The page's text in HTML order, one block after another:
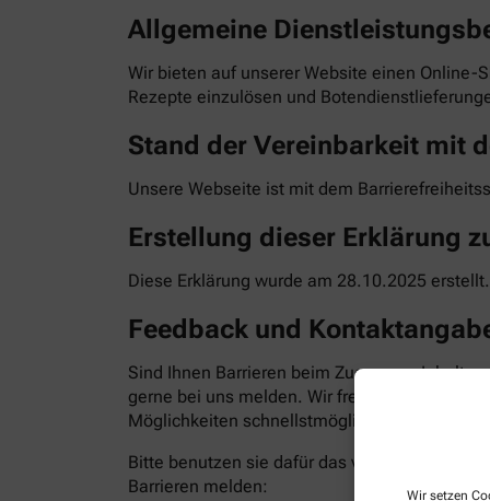
Wir setzen
Allgemeine
Wir bieten auf unserer Website einen Online-
Rezepte einzulösen und
Stand der Vereinbarkeit mit
Unsere Webseite ist mit dem
Erstellung dieser Erklärung
Diese Erklärung wurde am 28.10.2025
Feedback und
Sind Ihnen Barrieren beim Zugang zu
gerne bei uns melden. Wir freuen uns auf Ihr
Möglichkeiten schnellstmöglich zu beheben.
Bitte benutzen sie dafür das vorgesehene
Barrieren melden: